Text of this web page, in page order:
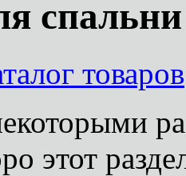
спальни
товаров
этот